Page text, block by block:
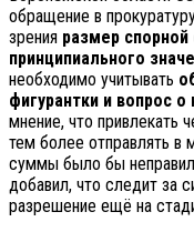
обращение в
зрения размер
принципиального
необходимо учитывать
фигурантки и вопрос
мнение, что привлекать
тем более отправлять в
суммы было бы
добавил, что следит за
разрешение ещё на